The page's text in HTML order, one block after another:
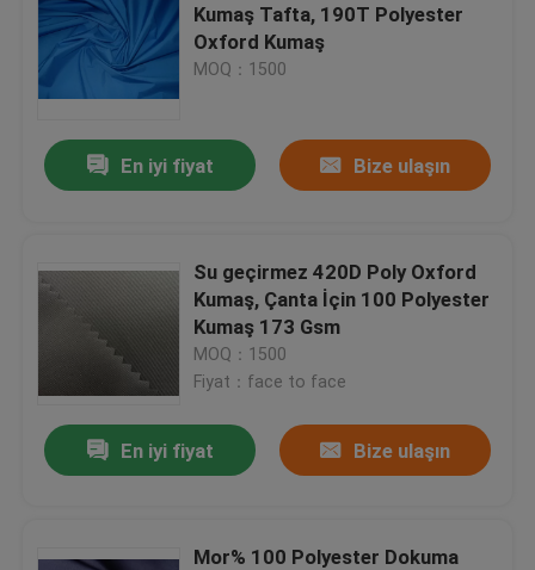
Kumaş Tafta, 190T Polyester
Oxford Kumaş
MOQ：1500
En iyi fiyat Bize ulaşın
Su geçirmez 420D Poly Oxford
Kumaş, Çanta İçin 100 Polyester
Kumaş 173 Gsm
MOQ：1500
Fiyat：face to face
En iyi fiyat Bize ulaşın
Mor% 100 Polyester Dokuma